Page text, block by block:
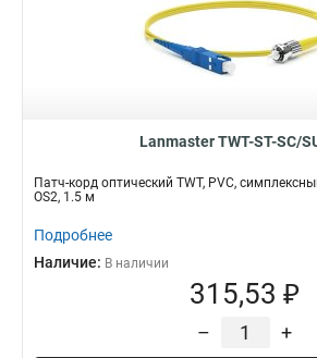
Lanmaster TWT-ST-SC/
Патч-корд оптический TWT, PVC,
OS2, 1.5 м
Подробнее
Наличие: В наличии
315,53 ₽
– +